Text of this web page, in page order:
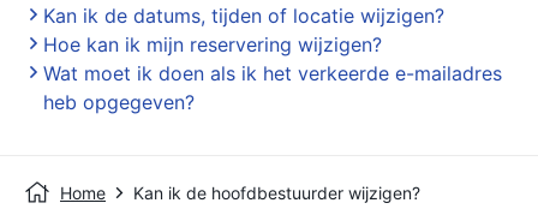
Kan ik de datums, tijden of locatie wijzigen?
Hoe kan ik mijn reservering wijzigen?
Wat moet ik doen als ik het verkeerde e-mailadres
heb opgegeven?
Home Kan ik de hoofdbestuurder wijzigen?